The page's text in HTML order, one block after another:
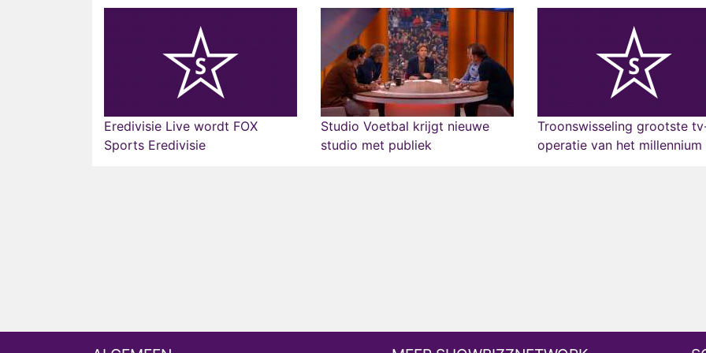
Eredivisie Live wordt FOX
Sports Eredivisie
Studio Voetbal krijgt nieuwe
studio met publiek
Troonswisseling grootste
operatie van het millennium